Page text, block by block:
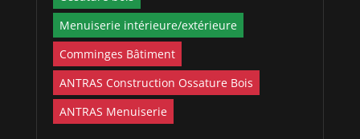
Menuiserie intérieure/extérieure
Comminges Bâtiment
ANTRAS Construction Ossature Bois
ANTRAS Menuiserie